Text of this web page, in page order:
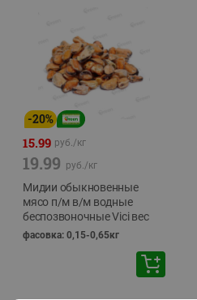
-20%
15.99 руб./кг
19.99 руб./кг
Мидии обыкновенные
мясо п/м в/м водные
беспозвоночные Vici вес
фасовка: 0,15-0,65кг